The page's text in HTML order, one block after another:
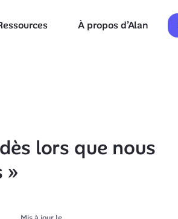
À propos d’Alan
lors que nous
»